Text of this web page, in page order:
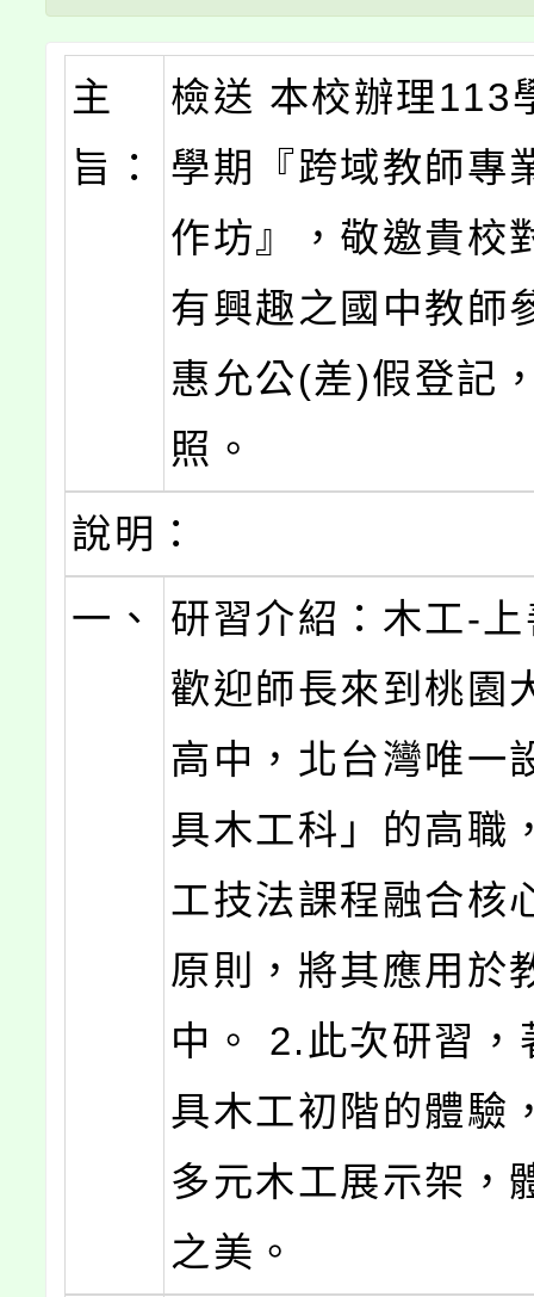
主
旨：
檢送 本校辦理113
學期『跨域教師專
作坊』，敬邀貴校
有興趣之國中教師
惠允公(差)假登記
照。
說明：
一、
研習介紹：木工-
歡迎師長來到桃園
高中，北台灣唯一
具木工科」的高職
工技法課程融合核
原則，將其應用於
中。 2.此次研習，
具木工初階的體驗
多元木工展示架，
之美。